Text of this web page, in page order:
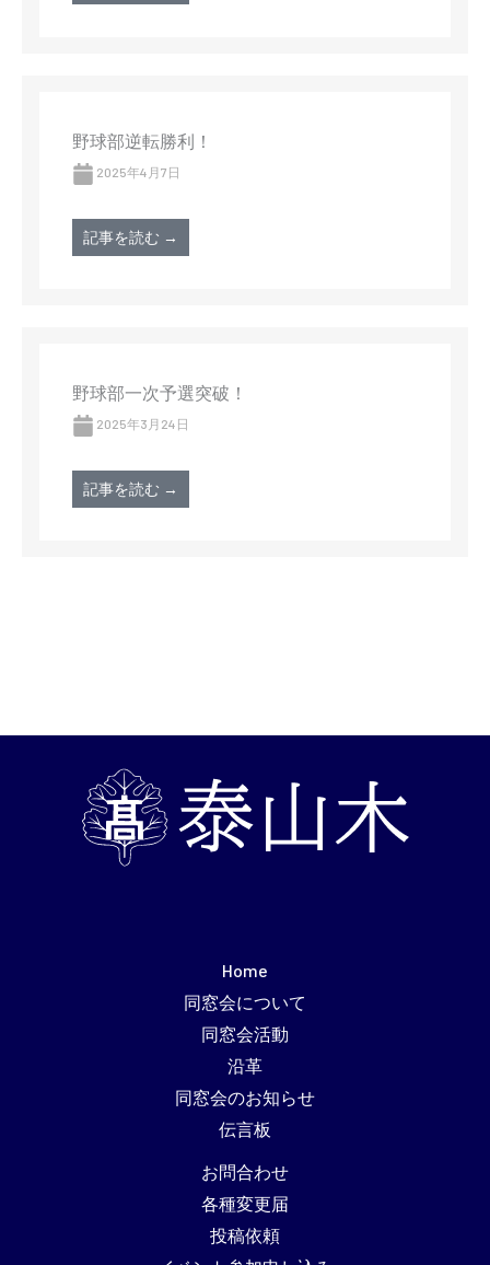
野球部逆転勝利！
2025年4月7日
記事を読む →
野球部一次予選突破！
2025年3月24日
記事を読む →
Home
同窓会について
同窓会活動
沿革
同窓会のお知らせ
伝言板
お問合わせ
各種変更届
投稿依頼